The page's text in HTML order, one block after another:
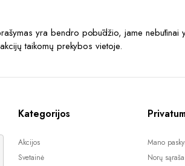
yra bendro pobūdžio, jame
taikomų prekybos vietoje.
Kategorijos
Akcijos
Svetainė
Mano
Norų